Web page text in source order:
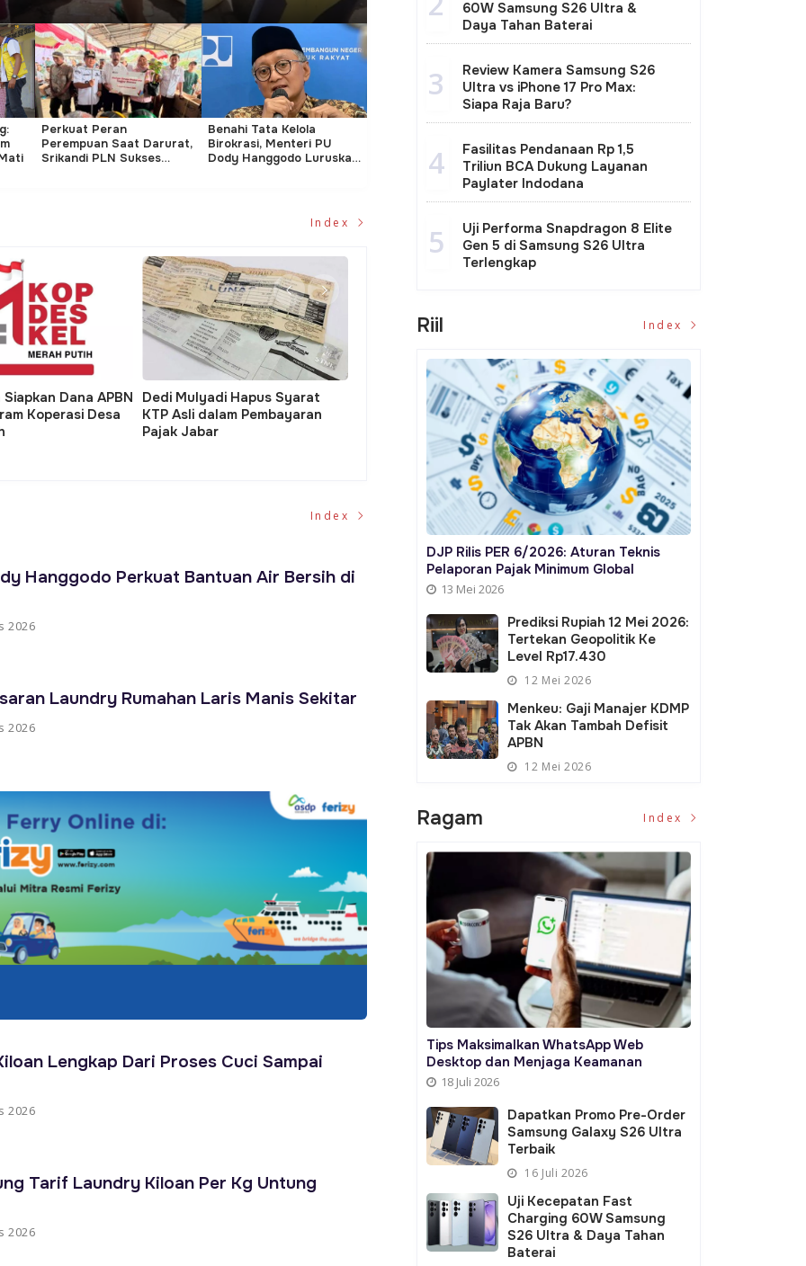
Perkuat Peran
Perempuan Saat Darurat,
Srikandi PLN Sukses
Benahi Tata Kelola
Birokrasi, Menteri PU
Dody Hanggodo Luruskan
PU Dody Hanggodo Gerak
Cepat Salurkan Air Bersih
ke Situbondo
Hanggodo Perkuat
Bantuan Air Bersih di
Aceh
Index
Digital Keuangan
dan
Seluruh
Transformasi Tata Kelola
Anggaran Daerah di Era
Pemerintahan Baru
Apresiasi Gubernur Sulteng
untuk PT Vale Atas Kepatuhan
Pemerintah Siapkan Dana APBN
untuk Program Koperasi Desa
Merah Putih
Index
Hanggodo Perkuat Bantuan Air Bersih di
2026
Laundry Rumahan Laris Manis Sekitar
2026
Lengkap Dari Proses Cuci Sampai
2026
Tarif Laundry Kiloan Per Kg Untung
2026
60W Samsung S26 Ultra &
Daya Tahan Baterai
3
Review Kamera Samsung S26
Ultra vs iPhone 17 Pro Max:
Siapa Raja Baru?
4
Fasilitas Pendanaan Rp 1,5
Triliun BCA Dukung Layanan
Paylater Indodana
5
Uji Performa Snapdragon 8 Elite
Gen 5 di Samsung S26 Ultra
Terlengkap
Riil Index
DJP Rilis PER 6/2026: Aturan Teknis
Pelaporan Pajak Minimum Global
13 Mei 2026
Prediksi Rupiah 12 Mei 2026:
Tertekan Geopolitik Ke
Level Rp17.430
12 Mei 2026
Menkeu: Gaji Manajer KDMP
Tak Akan Tambah Defisit
APBN
12 Mei 2026
Ragam Index
Tips Maksimalkan WhatsApp Web
Desktop dan Menjaga Keamanan
18 Juli 2026
Dapatkan Promo Pre-Order
Samsung Galaxy S26 Ultra
Terbaik
16 Juli 2026
Uji Kecepatan Fast
Charging 60W Samsung
S26 Ultra & Daya Tahan
Baterai